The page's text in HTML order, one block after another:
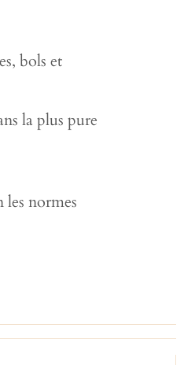
bols et
la plus pure
les normes